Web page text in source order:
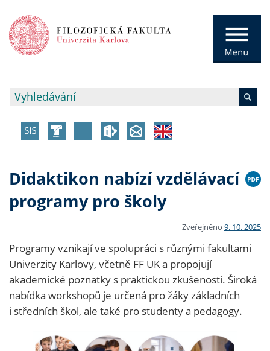
Didaktikon nabízí vzdělávací
programy pro školy
Zveřejněno 9. 10. 2025
Programy vznikají ve spolupráci s různými fakultami
Univerzity Karlovy, včetně FF UK a propojují
akademické poznatky s praktickou zkušeností. Široká
nabídka workshopů je určená pro žáky základních
i středních škol, ale také pro studenty a pedagogy.